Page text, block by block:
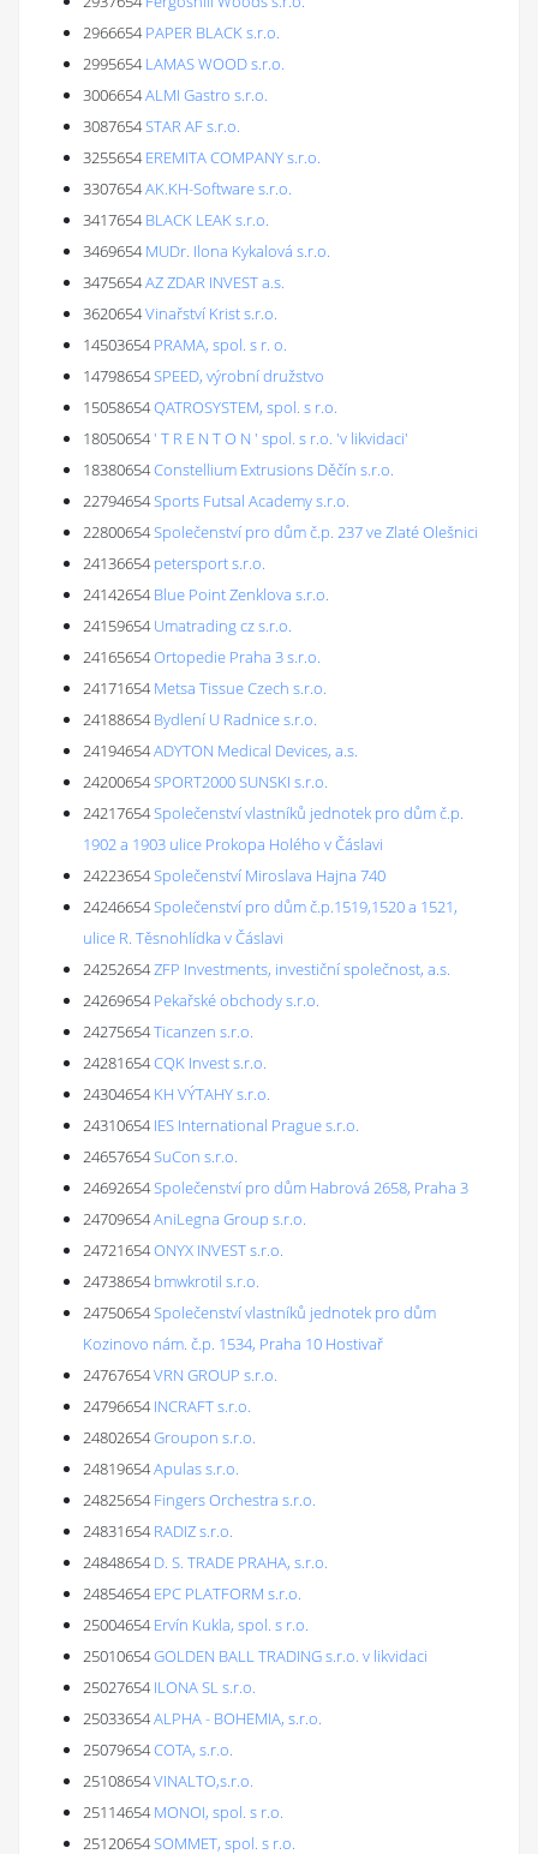
2966654 PAPER BLACK s.r.o.
2995654 LAMAS WOOD s.r.o.
3006654ALMI Gastro s.r.o.
3087654STAR AF s.r.o.
3255654 EREMITA COMPANY s.r.o.
3307654AK.KH-Software s.r.o.
3417654 BLACK LEAK s.r.o.
3469654 MUDr. Ilona Kykalová s.r.o.
3475654AZ ZDAR INVEST a.s.
3620654Vinařství Krist s.r.o.
14503654 PRAMA, spol. s r. o.
14798654SPEED, výrobní družstvo
15058654QATROSYSTEM, spol. s r.o.
18050654' T R E N T O N ' spol. s r.o. 'v likvidaci'
18380654Constellium Extrusions Děčín s.r.o.
22794654Sports Futsal Academy s.r.o.
22800654Společenství pro dům č.p. 237 ve Zlaté Olešnici
24136654 petersport s.r.o.
24142654 Blue Point Zenklova s.r.o.
24159654 Umatrading cz s.r.o.
24165654Ortopedie Praha 3 s.r.o.
24171654 Metsa Tissue Czech s.r.o.
24188654 Bydlení U Radnice s.r.o.
24194654ADYTON Medical Devices, a.s.
24200654SPORT2000 SUNSKI s.r.o.
24217654Společenství vlastníků jednotek pro dům č.p.
1902 a 1903 ulice Prokopa Holého v Čáslavi
24223654Společenství Miroslava Hajna 740
24246654Společenství pro dům č.p.1519,1520 a 1521,
ulice R. Těsnohlídka v Čáslavi
24252654ZFP Investments, investiční společnost, a.s.
24269654 Pekařské obchody s.r.o.
24275654Ticanzen s.r.o.
24281654CQK Invest s.r.o.
24304654 KH VÝTAHY s.r.o.
24310654 IES International Prague s.r.o.
24657654SuCon s.r.o.
24692654Společenství pro dům Habrová 2658, Praha 3
24709654AniLegna Group s.r.o.
24721654ONYX INVEST s.r.o.
24738654 bmwkrotil s.r.o.
24750654Společenství vlastníků jednotek pro dům
Kozinovo nám. č.p. 1534, Praha 10 Hostivař
24767654VRN GROUP s.r.o.
24796654 INCRAFT s.r.o.
24802654Groupon s.r.o.
24819654Apulas s.r.o.
24825654 Fingers Orchestra s.r.o.
24831654 RADIZ s.r.o.
24848654 D. S. TRADE PRAHA, s.r.o.
24854654 EPC PLATFORM s.r.o.
25004654 Ervín Kukla, spol. s r.o.
25010654GOLDEN BALL TRADING s.r.o. v likvidaci
25027654 ILONA SL s.r.o.
25033654ALPHA - BOHEMIA, s.r.o.
25079654COTA, s.r.o.
25108654VINALTO,s.r.o.
25114654 MONOI, spol. s r.o.
25120654SOMMET, spol. s r.o.